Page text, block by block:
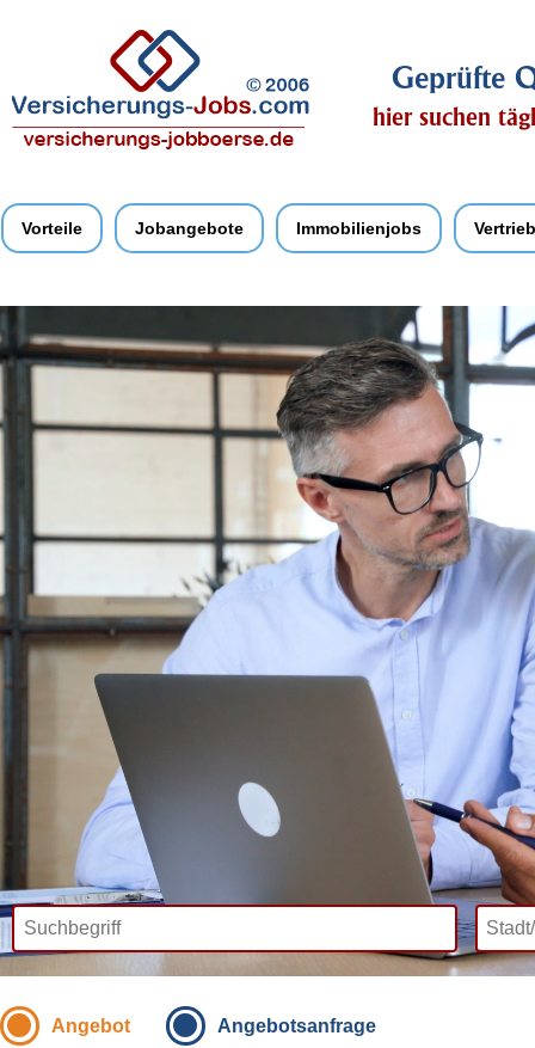
Geprüfte
hier suchen
Vorteile Jobangebote Immobilienjobs Vertrieb
Angebot Angebotsanfrage